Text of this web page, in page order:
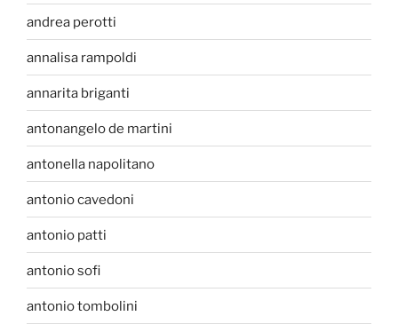
andrea perotti
annalisa rampoldi
annarita briganti
antonangelo de martini
antonella napolitano
antonio cavedoni
antonio patti
antonio sofi
antonio tombolini